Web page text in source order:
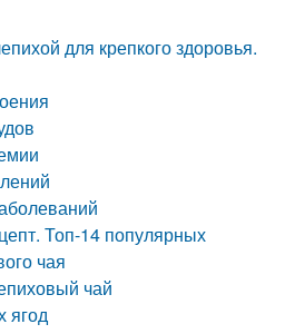
для крепкого здоровья.
Топ-14 популярных
чая
чай
ягод